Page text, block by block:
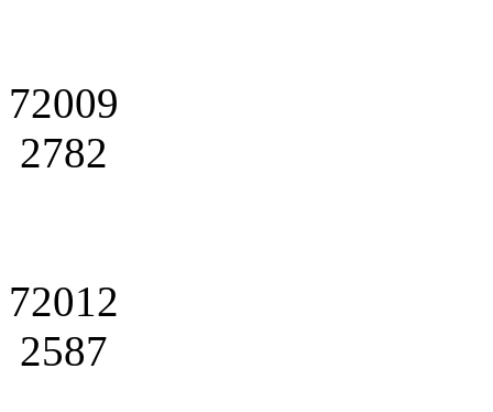
72009
2782
72012
2587